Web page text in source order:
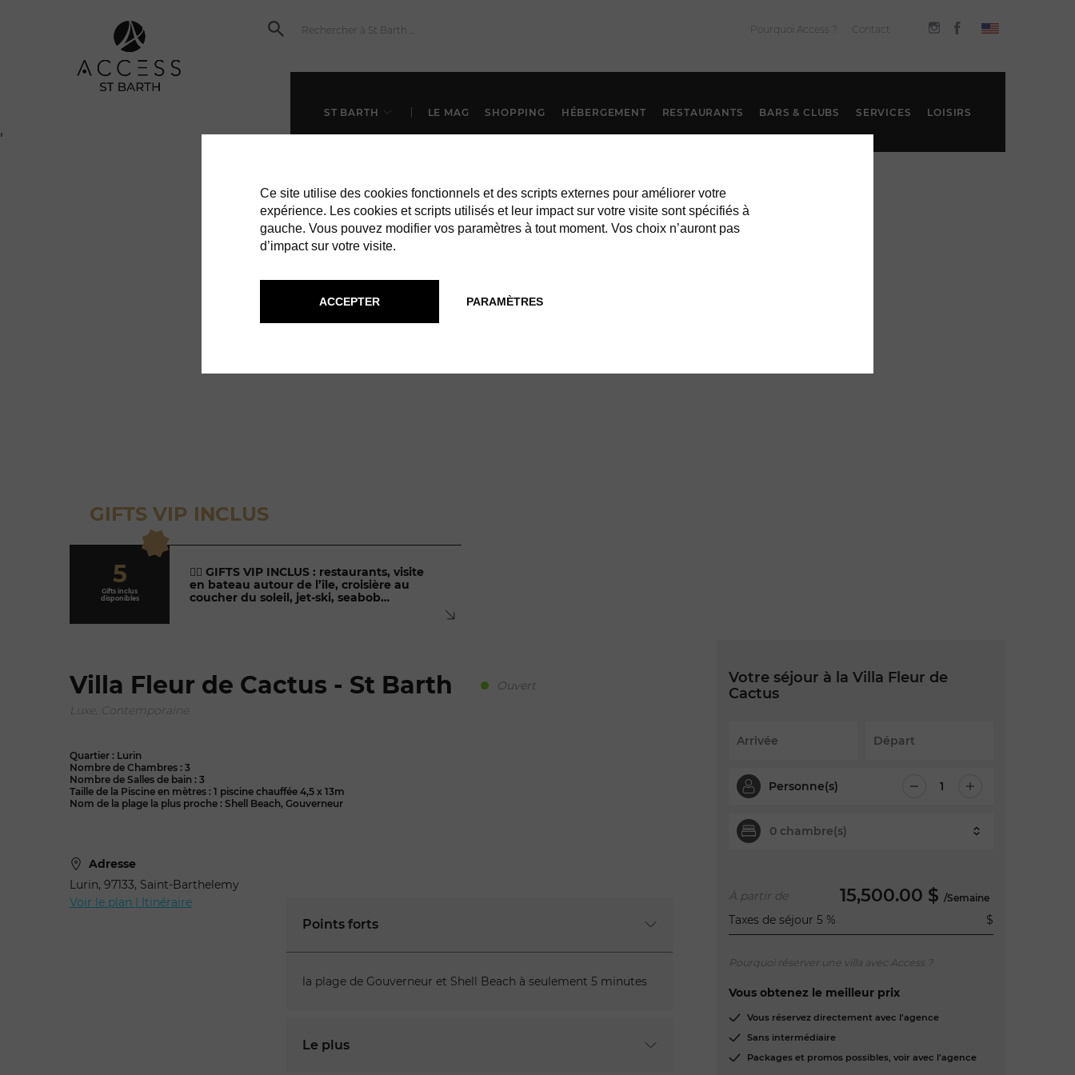
Pourquoi Access ? Contact
ST BARTH LE MAG SHOPPING HÉBERGEMENT RESTAURANTS BARS & CLUBS SERVICES LOISIRS
GIFTS VIP INCLUS
5
Gifts inclus
disponibles
👉🏼 GIFTS VIP INCLUS : restaurants, visite
en bateau autour de l’île, croisière au
coucher du soleil, jet-ski, seabob…
'
VILLA FLEUR DE CACTUS
Villa Fleur de Cactus - St Barth
Luxe, Contemporaine
Ouvert
Quartier : Lurin
Nombre de Chambres : 3
Nombre de Salles de bain : 3
Taille de la Piscine en mètres : 1 piscine chauffée 4,5 x 13m
Nom de la plage la plus proche : Shell Beach, Gouverneur
Adresse
Lurin, 97133, Saint-Barthelemy
Voir le plan | Itinéraire
Points forts
la plage de Gouverneur et Shell Beach à seulement 5 minutes
Le plus
Votre séjour à la Villa Fleur de
Cactus
Arrivée Départ
Personne(s)
0 chambre(s)
À partir de 15,500.00 $ /Semaine
Taxes de séjour 5 % $
Pourquoi réserver une villa avec Access ?
Vous obtenez le meilleur prix
Vous réservez directement avec l’agence
Sans intermédiaire
Packages et promos possibles, voir avec l’agence
Ce site utilise des cookies fonctionnels et des scripts externes pour améliorer votre
expérience. Les cookies et scripts utilisés et leur impact sur votre visite sont spécifiés à
gauche. Vous pouvez modifier vos paramètres à tout moment. Vos choix n’auront pas
d’impact sur votre visite.
PARAMÈTRES
ACCEPTER